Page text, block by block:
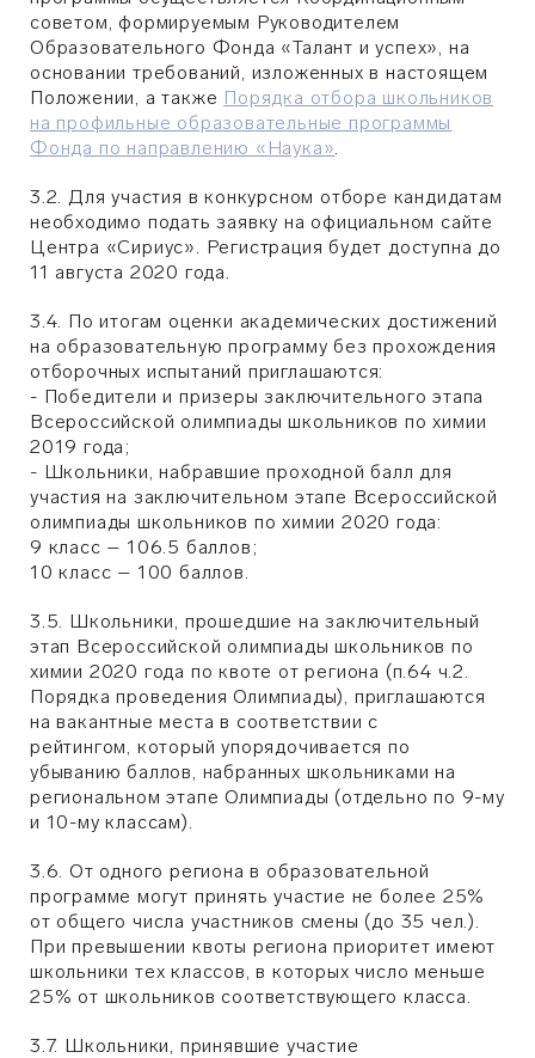
советом, формируемым Руководителем
Образовательного Фонда «Талант и успех», на
основании требований, изложенных в настоящем
Положении, а также Порядка отбора школьников
на профильные образовательные программы
Фонда по направлению «Наука».
3.2. Для участия в конкурсном отборе кандидатам
необходимо подать заявку на официальном сайте
Центра «Сириус». Регистрация будет доступна до
11 августа 2020 года.
3.4. По итогам оценки академических достижений
на образовательную программу без прохождения
отборочных испытаний приглашаются:
- Победители и призеры заключительного этапа
Всероссийской олимпиады школьников по химии
2019 года;
- Школьники, набравшие проходной балл для
участия на заключительном этапе Всероссийской
олимпиады школьников по химии 2020 года:
9 класс – 106.5 баллов;
10 класс – 100 баллов.
3.5. Школьники, прошедшие на заключительный
этап Всероссийской олимпиады школьников по
химии 2020 года по квоте от региона (п.64 ч.2.
Порядка проведения Олимпиады), приглашаются
на вакантные места в соответствии с
рейтингом, который упорядочивается по
убыванию баллов, набранных школьниками на
региональном этапе Олимпиады (отдельно по 9-му
и 10-му классам).
3.6. От одного региона в образовательной
программе могут принять участие не более 25%
от общего числа участников смены (до 35 чел.).
При превышении квоты региона приоритет имеют
школьники тех классов, в которых число меньше
25% от школьников соответствующего класса.
3.7. Школьники, принявшие участие